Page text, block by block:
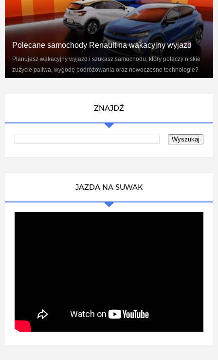
Polecane samochody Renault na wakacyjny wyjazd
Planujesz wakacyjny wyjazd i szukasz samochodu, który połączy niskie
zużycie paliwa, wygodę podróżowania oraz nowoczesne technologie?
ZNAJDŹ
JAZDA NA SUWAK